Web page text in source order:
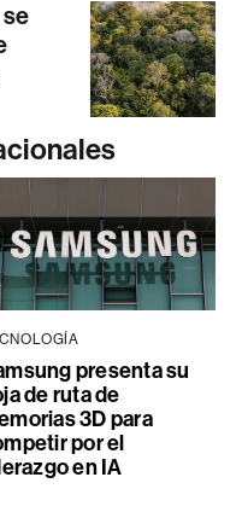
presenta su
de ruta de
3D para
por el
en IA